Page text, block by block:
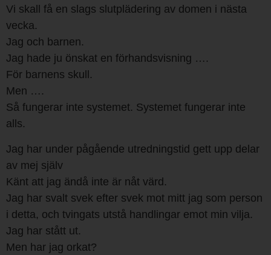
Vi skall få en slags slutplädering av domen i nästa
vecka.
Jag och barnen.
Jag hade ju önskat en förhandsvisning ….
För barnens skull.
Men ….
Så fungerar inte systemet. Systemet fungerar inte
alls.
Jag har under pågående utredningstid gett upp delar
av mej själv
Känt att jag ändå inte är nåt värd.
Jag har svalt svek efter svek mot mitt jag som person
i detta, och tvingats utstå handlingar emot min vilja.
Jag har stått ut.
Men har jag orkat?